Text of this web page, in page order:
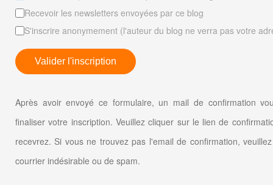
Recevoir les newsletters envoyées par ce blog
S'inscrire anonymement (l'auteur du blog ne verra pas votre
Valider l'inscription
Après avoir envoyé ce formulaire, un mail de confirmation
finaliser votre inscription. Veuillez cliquer sur le lien de
recevrez. Si vous ne trouvez pas l'email de confirmation,
courrier indésirable ou de spam.